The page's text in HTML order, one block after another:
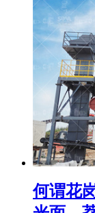
何谓花